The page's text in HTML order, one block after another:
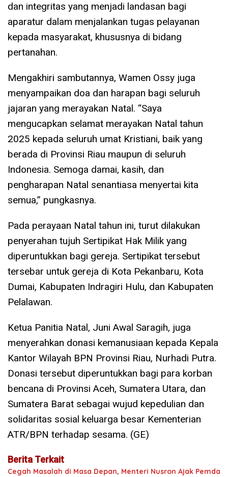
dan integritas yang menjadi landasan bagi
aparatur dalam menjalankan tugas pelayanan
kepada masyarakat, khususnya di bidang
pertanahan.
Mengakhiri sambutannya, Wamen Ossy juga
menyampaikan doa dan harapan bagi seluruh
jajaran yang merayakan Natal. “Saya
mengucapkan selamat merayakan Natal tahun
2025 kepada seluruh umat Kristiani, baik yang
berada di Provinsi Riau maupun di seluruh
Indonesia. Semoga damai, kasih, dan
pengharapan Natal senantiasa menyertai kita
semua,” pungkasnya.
Pada perayaan Natal tahun ini, turut dilakukan
penyerahan tujuh Sertipikat Hak Milik yang
diperuntukkan bagi gereja. Sertipikat tersebut
tersebar untuk gereja di Kota Pekanbaru, Kota
Dumai, Kabupaten Indragiri Hulu, dan Kabupaten
Pelalawan.
Ketua Panitia Natal, Juni Awal Saragih, juga
menyerahkan donasi kemanusiaan kepada Kepala
Kantor Wilayah BPN Provinsi Riau, Nurhadi Putra.
Donasi tersebut diperuntukkan bagi para korban
bencana di Provinsi Aceh, Sumatera Utara, dan
Sumatera Barat sebagai wujud kepedulian dan
solidaritas sosial keluarga besar Kementerian
ATR/BPN terhadap sesama. (GE)
Berita Terkait
Cegah Masalah di Masa Depan, Menteri Nusron Ajak Pemda